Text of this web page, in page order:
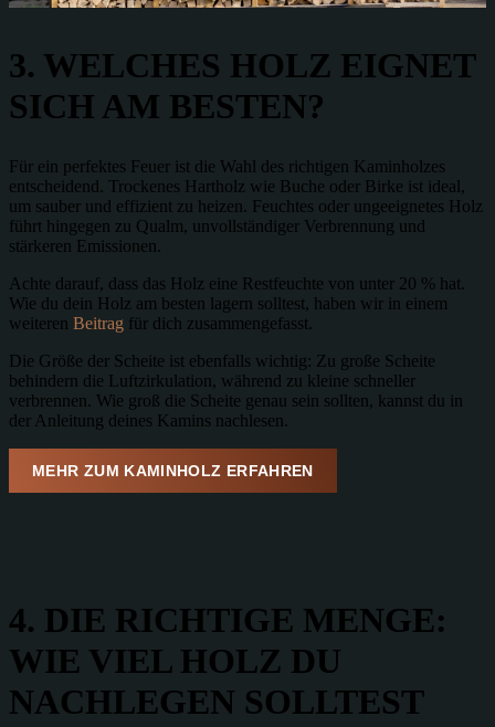
3. WELCHES HOLZ EIGNET
SICH AM BESTEN?
Für ein perfektes Feuer ist die Wahl des richtigen Kaminholzes
entscheidend. Trockenes Hartholz wie Buche oder Birke ist ideal,
um sauber und effizient zu heizen. Feuchtes oder ungeeignetes Holz
führt hingegen zu Qualm, unvollständiger Verbrennung und
stärkeren Emissionen.
Achte darauf, dass das Holz eine Restfeuchte von unter 20 % hat.
Wie du dein Holz am besten lagern solltest, haben wir in einem
weiteren Beitrag für dich zusammengefasst.
Die Größe der Scheite ist ebenfalls wichtig: Zu große Scheite
behindern die Luftzirkulation, während zu kleine schneller
verbrennen. Wie groß die Scheite genau sein sollten, kannst du in
der Anleitung deines Kamins nachlesen.
MEHR ZUM KAMINHOLZ ERFAHREN
4. DIE RICHTIGE MENGE:
WIE VIEL HOLZ DU
NACHLEGEN SOLLTEST